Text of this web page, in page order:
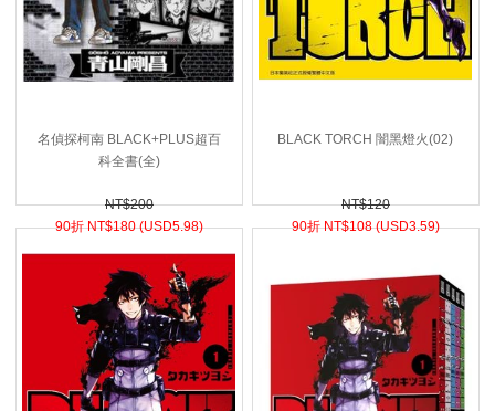
名偵探柯南 BLACK+PLUS超百
科全書(全)
NT$200
90折 NT$180 (USD5.98)
BLACK TORCH 闇黑燈火(02)
NT$120
90折 NT$108 (USD3.59)